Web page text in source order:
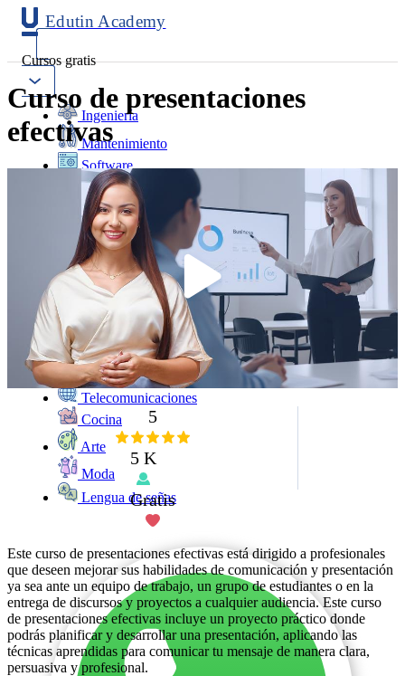
Edutin Academy
Cursos gratis
Ingeniería
Mantenimiento
Software
Diseño
Negocios
Salud
Programación
Marketing
Idiomas
Deporte
Psicología y Educación
Ciencias
Telecomunicaciones
Cocina
Arte
Moda
Lengua de señas
Curso de presentaciones
efectivas
5
5 K
Gratis
Este curso de presentaciones efectivas está dirigido a profesionales
que deseen mejorar sus habilidades de comunicación y presentación
ya sea ante un equipo de trabajo, un grupo de estudiantes o en la
entrega de discursos y proyectos a cualquier audiencia. Este curso
de presentaciones efectivas incluye un proyecto práctico donde
podrás planificar y desarrollar una presentación, aplicando las
técnicas aprendidas para comunicar tu mensaje de manera clara,
persuasiva y profesional.